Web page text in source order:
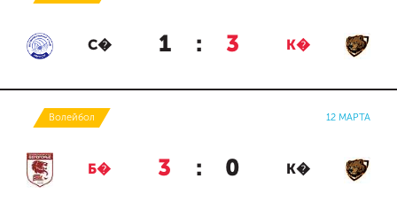
С� 1 : 3 К�
Волейбол 12 МАРТА
Б� 3 : 0 К�